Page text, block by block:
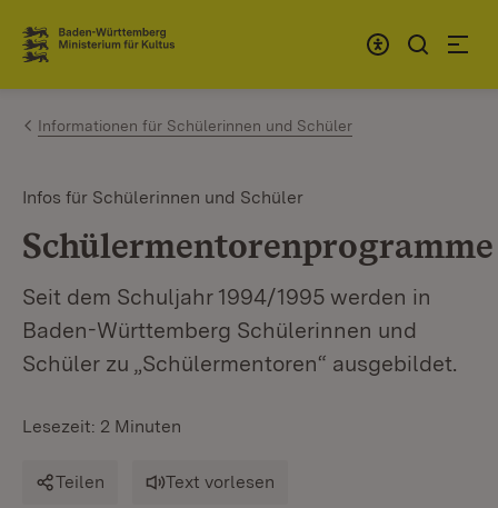
Zum Inhalt springen
Link zur Startseite
Informationen für Schülerinnen und Schüler
Infos für Schülerinnen und Schüler
Schülermentorenprogramme
Seit dem Schuljahr 1994/1995 werden in
Baden-Württemberg Schülerinnen und
Schüler zu „Schülermentoren“ ausgebildet.
Lesezeit: 2 Minuten
Teilen Text vorlesen